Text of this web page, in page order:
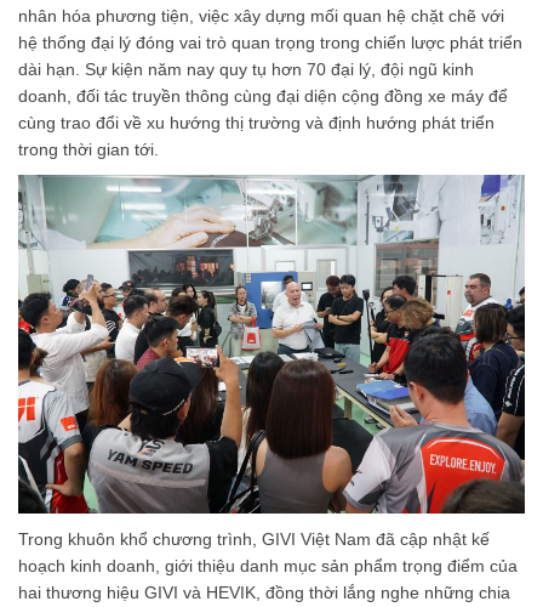
nhân hóa phương tiện, việc xây dựng mối quan hệ chặt chẽ với
hệ thống đại lý đóng vai trò quan trọng trong chiến lược phát triển
dài hạn. Sự kiện năm nay quy tụ hơn 70 đại lý, đội ngũ kinh
doanh, đối tác truyền thông cùng đại diện cộng đồng xe máy để
cùng trao đổi về xu hướng thị trường và định hướng phát triển
trong thời gian tới.
Trong khuôn khổ chương trình, GIVI Việt Nam đã cập nhật kế
hoạch kinh doanh, giới thiệu danh mục sản phẩm trọng điểm của
hai thương hiệu GIVI và HEVIK, đồng thời lắng nghe những chia